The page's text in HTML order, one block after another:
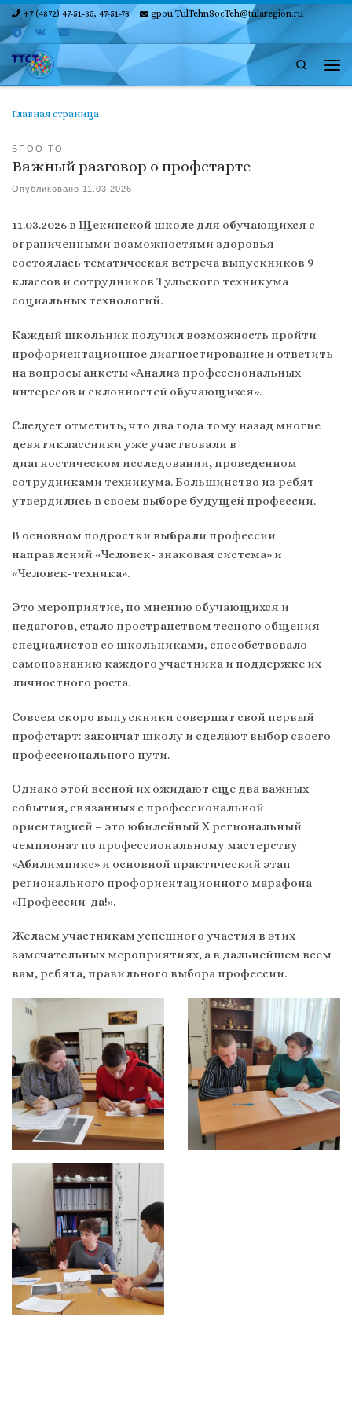
Skip to content
+7 (4872) 47-51-35, 47-51-78 gpou.TulTehnSocTeh@tularegion.ru
Search
Главная страница
БПОО ТО
Важный разговор о профстарте
Опубликовано 11.03.2026
11.03.2026 в Щекинской школе для обучающихся с
ограниченными возможностями здоровья
состоялась тематическая встреча выпускников 9
классов и сотрудников Тульского техникума
социальных технологий.
Каждый школьник получил возможность пройти
профориентационное диагностирование и ответить
на вопросы анкеты «Анализ профессиональных
интересов и склонностей обучающихся».
Следует отметить, что два года тому назад многие
девятиклассники уже участвовали в
диагностическом исследовании, проведенном
сотрудниками техникума. Большинство из ребят
утвердились в своем выборе будущей профессии.
В основном подростки выбрали профессии
направлений «Человек- знаковая система» и
«Человек-техника».
Это мероприятие, по мнению обучающихся и
педагогов, стало пространством тесного общения
специалистов со школьниками, способствовало
самопознанию каждого участника и поддержке их
личностного роста.
Совсем скоро выпускники совершат свой первый
профстарт: закончат школу и сделают выбор своего
профессионального пути.
Однако этой весной их ожидают еще два важных
события, связанных с профессиональной
ориентацией – это юбилейный X региональный
чемпионат по профессиональному мастерству
«Абилимпикс» и основной практический этап
регионального профориентационного марафона
«Профессии-да!».
Желаем участникам успешного участия в этих
замечательных мероприятиях, а в дальнейшем всем
вам, ребята, правильного выбора профессии.